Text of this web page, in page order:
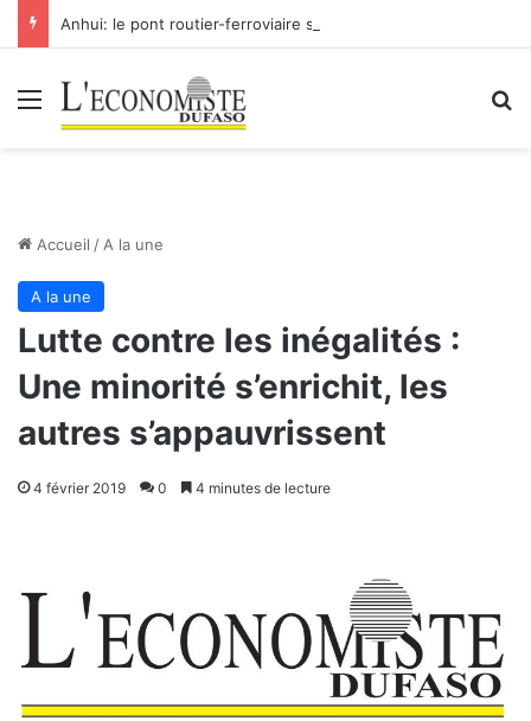
Menu
Accueil / A la une
A la une
Lutte contre les inégalités :
Une minorité s’enrichit, les
autres s’appauvrissent
4 février 2019 0 4 minutes de lecture